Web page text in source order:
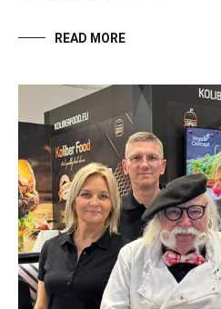
READ MORE